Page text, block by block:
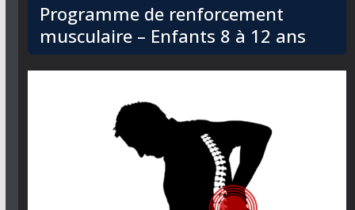
Programme de renforcement
musculaire – Enfants 8 à 12 ans